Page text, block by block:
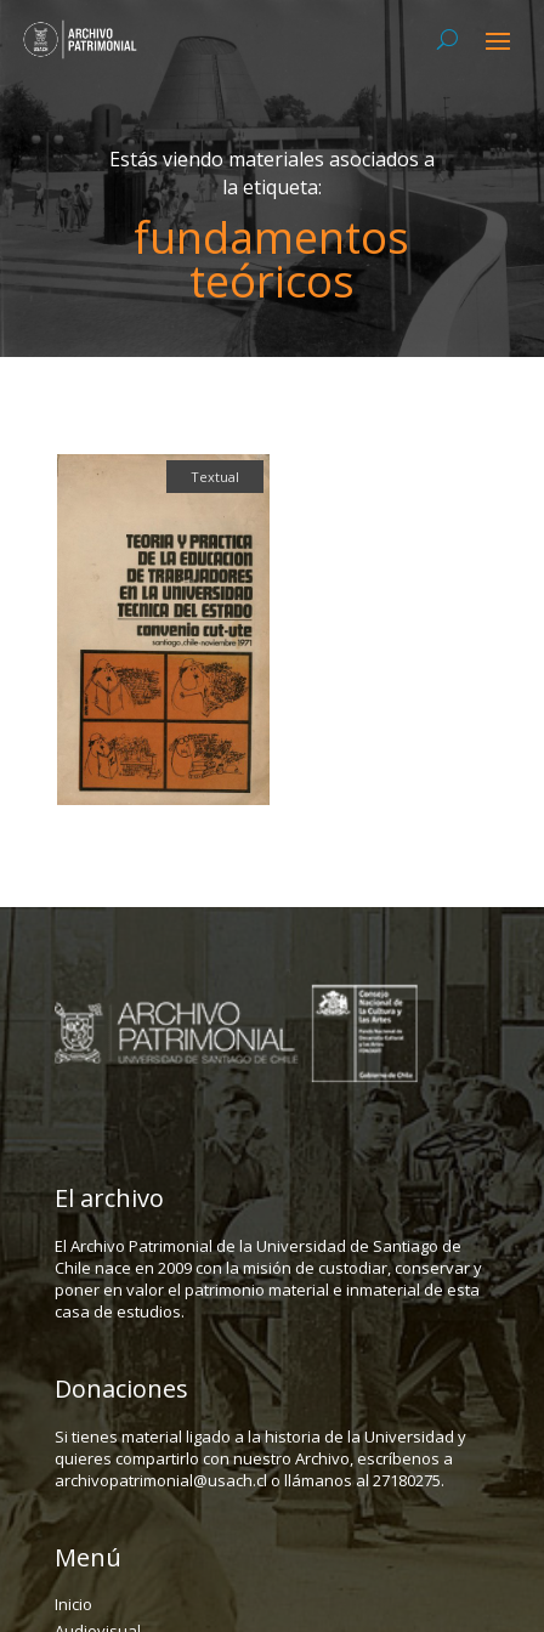
Estás viendo materiales asociados a
la etiqueta:
fundamentos
teóricos
Textual
El archivo
El Archivo Patrimonial de la Universidad de Santiago de
Chile nace en 2009 con la misión de custodiar, conservar y
poner en valor el patrimonio material e inmaterial de esta
casa de estudios.
Donaciones
Si tienes material ligado a la historia de la Universidad y
quieres compartirlo con nuestro Archivo, escríbenos a
archivopatrimonial@usach.cl o llámanos al 27180275.
Menú
Inicio